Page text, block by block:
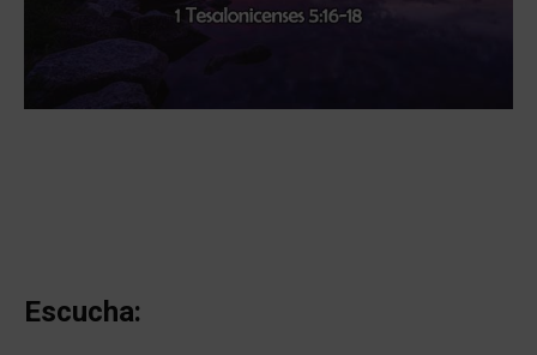
Escucha: